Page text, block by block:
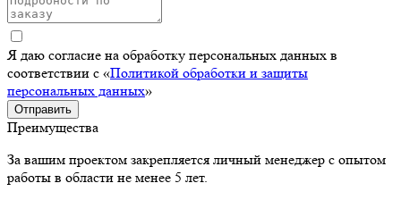
Я даю согласие на обработку персональных данных в
соответствии с «Политикой обработки и защиты
персональных данных»
Отправить
Преимущества
За вашим проектом закрепляется личный менеджер с опытом
работы в области не менее 5 лет.